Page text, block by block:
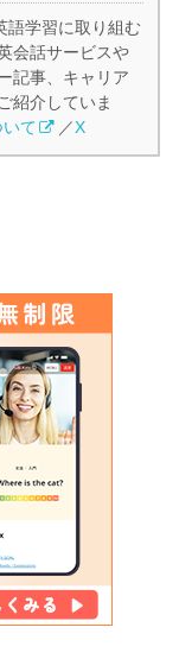
語学習に取り組む
会話サービスや
記事、キャリア
紹介していま
て ／X